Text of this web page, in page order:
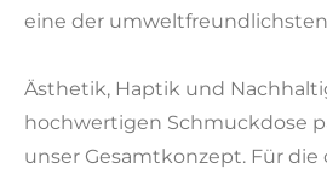
eine der
Ästhetik, Haptik und
hochwertigen Schmuckdose
unser Gesamtkonzept. Für die